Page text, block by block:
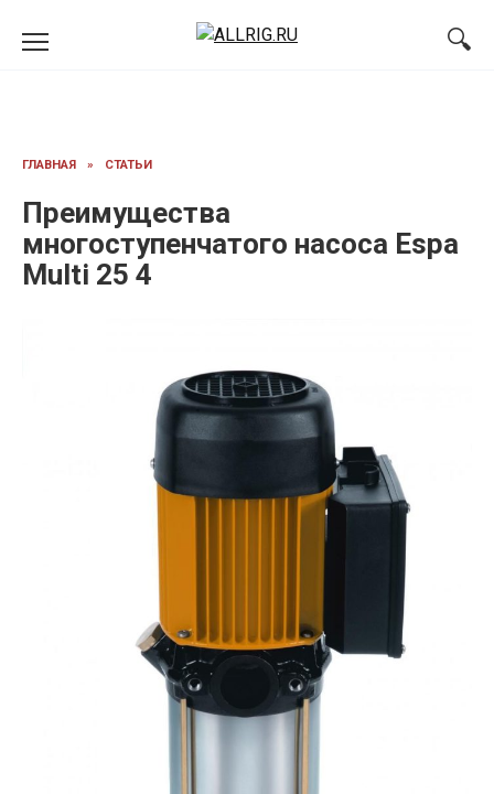
ГЛАВНАЯ » СТАТЬИ
Преимущества
многоступенчатого насоса Espa
Multi 25 4